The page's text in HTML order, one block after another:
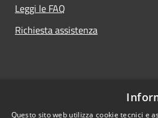
Leggi le FAQ
Richiesta assistenza
Questo sito web utilizza cookie tecnici e